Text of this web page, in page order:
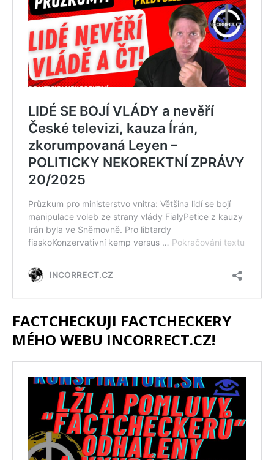
FACTCHECKUJI FACTCHECKERY
MÉHO WEBU INCORRECT.CZ!